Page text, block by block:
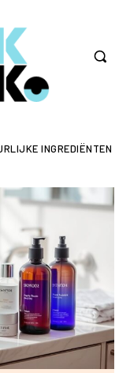
INGREDIËNTEN